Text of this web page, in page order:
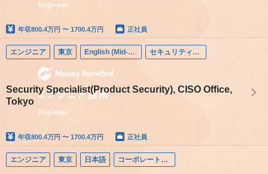
年収800.4万円 〜 1700.4万円 正社員
エンジニア 東京 English (Mid-career) セキュリティエンジニア
Security Specialist(Product Security), CISO Office,
Tokyo
年収800.4万円 〜 1700.4万円 正社員
エンジニア 東京 日本語 コーポレートエンジニア